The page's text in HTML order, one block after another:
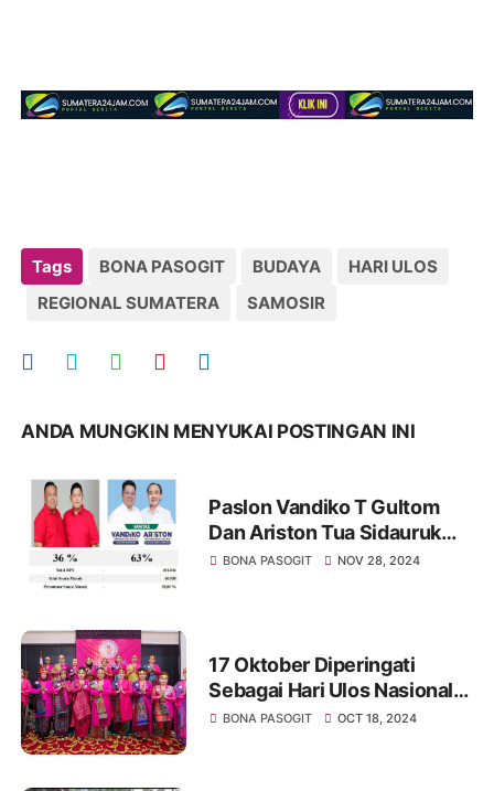
Tags BONA PASOGIT BUDAYA
HARI ULOS
REGIONAL SUMATERA
SAMOSIR
ANDA MUNGKIN MENYUKAI POSTINGAN INI
Paslon Vandiko T Gultom
Dan Ariston Tua Sidauruk
Menang Telak Pilkada
BONA PASOGIT NOV 28, 2024
17 Oktober Diperingati
Sebagai Hari Ulos Nasional,
Berbagai Kegiatan Digelar
BONA PASOGIT OCT 18, 2024